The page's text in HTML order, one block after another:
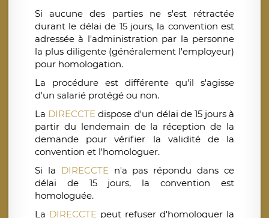
Si aucune des parties ne s'est rétractée
durant le délai de 15 jours, la convention est
adressée à l'administration par la personne
la plus diligente (généralement l'employeur)
pour homologation.
La procédure est différente qu'il s'agisse
d'un salarié protégé ou non.
La DIRECCTE dispose d'un délai de 15 jours à
partir du lendemain de la réception de la
demande pour vérifier la validité de la
convention et l'homologuer.
Si la DIRECCTE n'a pas répondu dans ce
délai de 15 jours, la convention est
homologuée.
La DIRECCTE peut refuser d'homologuer la